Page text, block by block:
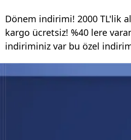
Dönem indirimi! 2000 TL'lik
kargo ücretsiz! %40 lere
indiriminiz var bu özel